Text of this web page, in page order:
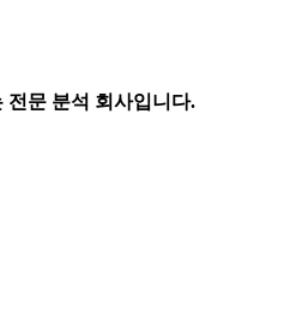
전문 분석 회사입니다.